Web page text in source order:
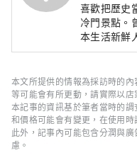
喜歡把歷史
冷門景點。
本生活新鮮
本文所提供的情報為採訪時的
等可能會有所更動，請實際以店
本記事的資訊基於筆者當時的
和價格可能會有變更，在使用時
此外，記事內可能包含分潤與
慮。